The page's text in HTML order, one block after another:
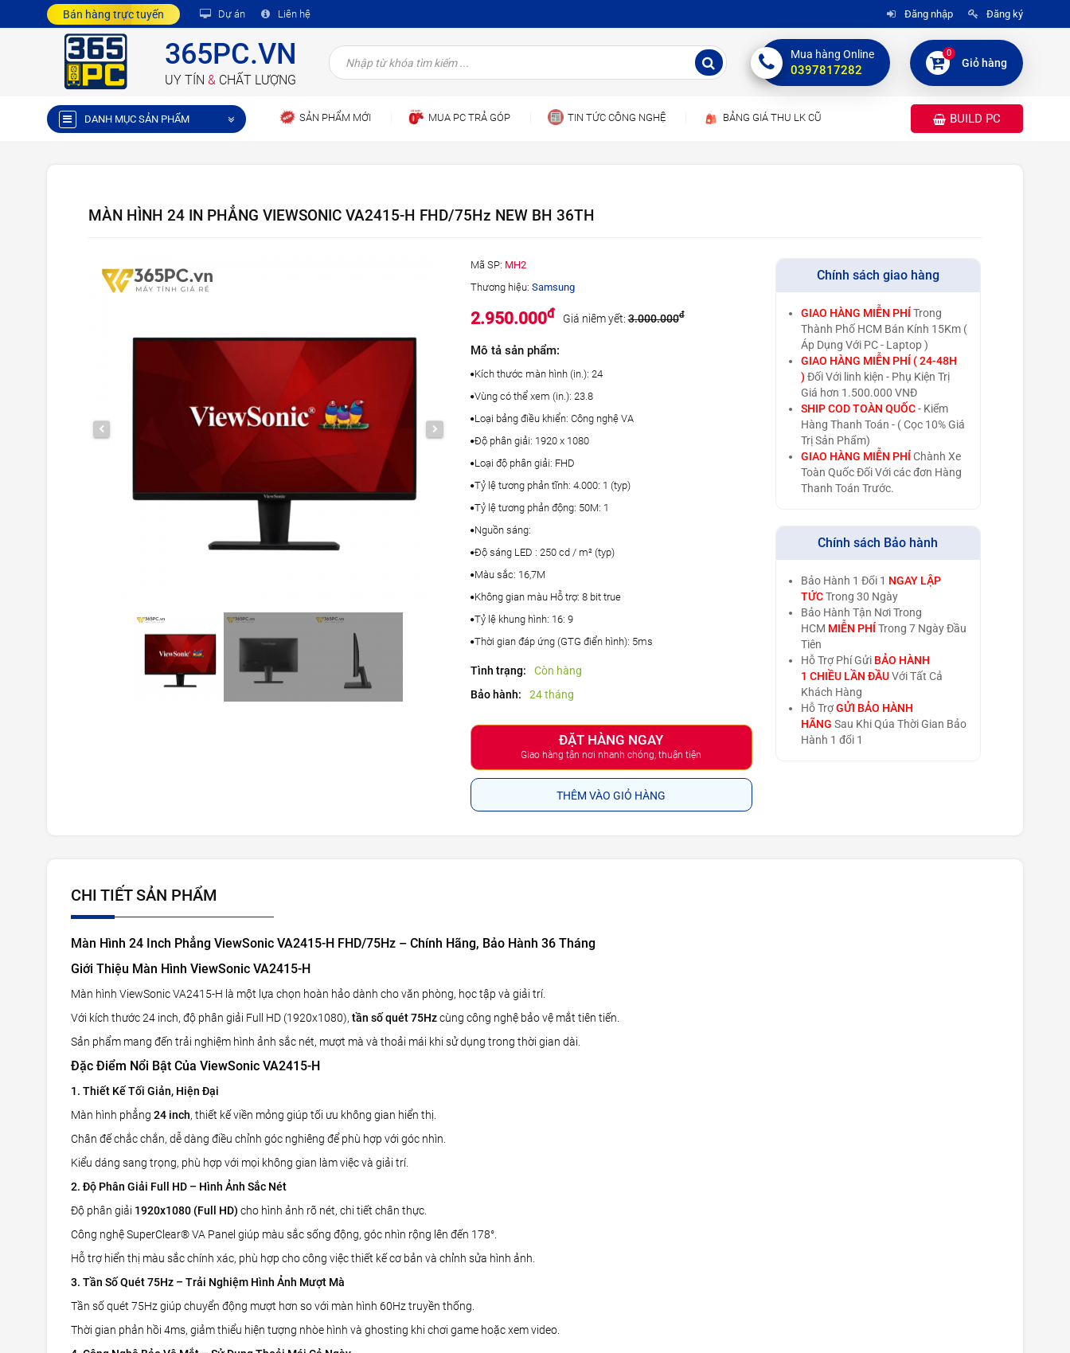
Bán hàng trực tuyến Dự án Liên hệ Đăng nhập Đăng ký
365PC.VN
UY TÍN & CHẤT LƯỢNG
Mua hàng Online
0397817282
0
Giỏ hàng
DANH MỤC SẢN PHẨM SẢN PHẨM MỚI MUA PC TRẢ GÓP TIN TỨC CÔNG NGHỆ BẢNG GIÁ THU LK CŨ BUILD PC
MÀN HÌNH 24 IN PHẲNG VIEWSONIC VA2415-H FHD/75Hz NEW BH 36TH
Mã SP: MH2
Thương hiệu: Samsung
2.950.000đ Giá niêm yết:3.000.000đ
Mô tả sản phẩm:
Kích thước màn hình (in.): 24
Vùng có thể xem (in.): 23.8
Loại bảng điều khiển: Công nghệ VA
Độ phân giải: 1920 x 1080
Loại độ phân giải: FHD
Tỷ lệ tương phản tĩnh: 4.000: 1 (typ)
Tỷ lệ tương phản động: 50M: 1
Nguồn sáng:
Độ sáng LED : 250 cd / m² (typ)
Màu sắc: 16,7M
Không gian màu Hỗ trợ: 8 bit true
Tỷ lệ khung hình: 16: 9
Thời gian đáp ứng (GTG điển hình): 5ms
Tình trạng:
Còn hàng
Bảo hành:
24 tháng
ĐẶT HÀNG NGAY
Giao hàng tận nơi nhanh chóng, thuận tiện
THÊM VÀO GIỎ HÀNG
Chính sách giao hàng
GIAO HÀNG MIỄN PHÍ Trong
Thành Phố HCM Bán Kính 15Km (
Áp Dụng Với PC - Laptop )
GIAO HÀNG MIỄN PHÍ ( 24-48H
) Đối Với linh kiện - Phụ Kiện Trị
Giá hơn 1.500.000 VNĐ
SHIP COD TOÀN QUỐC- Kiểm
Hàng Thanh Toán - ( Cọc 10% Giá
Trị Sản Phẩm)
GIAO HÀNG MIỄN PHÍ Chành Xe
Toàn Quốc Đối Với các đơn Hàng
Thanh Toán Trước.
Chính sách Bảo hành
Bảo Hành 1 Đổi 1 NGAY LẬP
TỨCTrong 30 Ngày
Bảo Hành Tận Nơi Trong
HCM MIỄN PHÍ Trong 7 Ngày Đầu
Tiên
Hỗ Trợ Phí Gửi BẢO HÀNH
1 CHIỀU LẦN ĐẦU Với Tất Cả
Khách Hàng
Hỗ TrợGỬI BẢO HÀNH
HÃNG Sau Khi Qúa Thời Gian Bảo
Hành 1 đổi 1
CHI TIẾT SẢN PHẨM
Màn Hình 24 Inch Phẳng ViewSonic VA2415-H FHD/75Hz – Chính Hãng, Bảo Hành 36 Tháng
Giới Thiệu Màn Hình ViewSonic VA2415-H
Màn hình ViewSonic VA2415-H là một lựa chọn hoàn hảo dành cho văn phòng, học tập và giải trí.
Với kích thước 24 inch, độ phân giải Full HD (1920x1080),tần số quét 75Hzcùng công nghệ bảo vệ mắt tiên tiến.
Sản phẩm mang đến trải nghiệm hình ảnh sắc nét, mượt mà và thoải mái khi sử dụng trong thời gian dài.
Đặc Điểm Nổi Bật Của ViewSonic VA2415-H
1. Thiết Kế Tối Giản, Hiện Đại
Màn hình phẳng24 inch, thiết kế viền mỏng giúp tối ưu không gian hiển thị.
Chân đế chắc chắn, dễ dàng điều chỉnh góc nghiêng để phù hợp với góc nhìn.
Kiểu dáng sang trọng, phù hợp với mọi không gian làm việc và giải trí.
2. Độ Phân Giải Full HD – Hình Ảnh Sắc Nét
Độ phân giải 1920x1080 (Full HD) cho hình ảnh rõ nét, chi tiết chân thực.
Công nghệ SuperClear® VA Panel giúp màu sắc sống động, góc nhìn rộng lên đến 178°.
Hỗ trợ hiển thị màu sắc chính xác, phù hợp cho công việc thiết kế cơ bản và chỉnh sửa hình ảnh.
3. Tần Số Quét 75Hz – Trải Nghiệm Hình Ảnh Mượt Mà
Tần số quét 75Hz giúp chuyển động mượt hơn so với màn hình 60Hz truyền thống.
Thời gian phản hồi 4ms, giảm thiểu hiện tượng nhòe hình và ghosting khi chơi game hoặc xem video.